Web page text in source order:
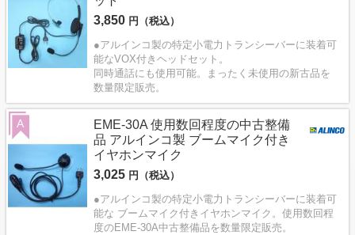
3,850 円（税込）
●アルインコ製の特定小電力トランシーバーに装着可
能なVOX付きヘッドセット。
同時通話にも使用可能。まったく未使用の新古品を
数量限定販売。
EME-30A 使用数回程度の中古整備
品 アルインコ製 ブームマイク付き
イヤホンマイク
3,025 円（税込）
●アルインコ製の特定小電力トランシーバーに装着可
能な ブームマイク付きイヤホンマイク。使用数回程
度のEME-30A中古整備品を数量限定販売。
A